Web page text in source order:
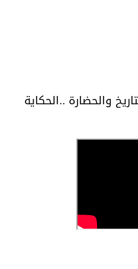
والحضارة ..الحكاية